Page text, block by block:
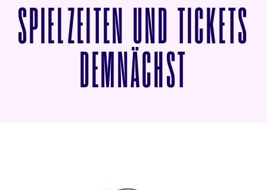
SPIELZEITEN UND TICKETS
DEMNÄCHST